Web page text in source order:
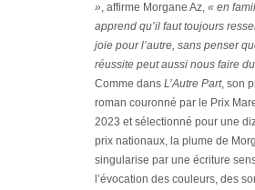
», affirme Morgane Az, « en
apprend qu’il faut toujours
joie pour l’autre, sans penser
réussite peut aussi nous faire
Comme dans L’Autre Part, son
roman couronné par le Prix
2023 et sélectionné pour une
prix nationaux, la plume de
singularise par une écriture
l’évocation des couleurs, des